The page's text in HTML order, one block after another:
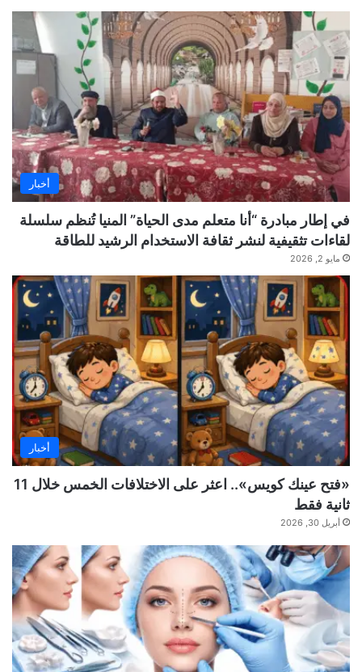
أخبار
في إطار مبادرة “أنا متعلم مدى الحياة” المنيا تُنظم سلسلة
لقاءات تثقيفية لنشر ثقافة الاستخدام الرشيد للطاقة
مايو 2, 2026
أخبار
«فتح عينك كويس».. اعثر على الاختلافات الخمس خلال 11
ثانية فقط
أبريل 30, 2026